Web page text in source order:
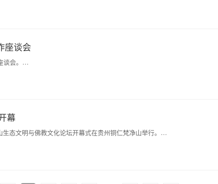
座谈会
谈会。…
幕
生态文明与佛教文化论坛开幕式在贵州铜仁梵净山举行。…